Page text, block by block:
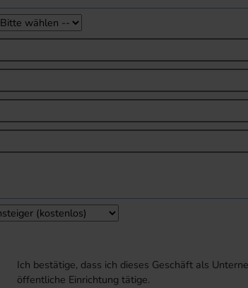
Ich bestätige, dass ich dieses Geschäft als
öffentliche Einrichtung tätige.